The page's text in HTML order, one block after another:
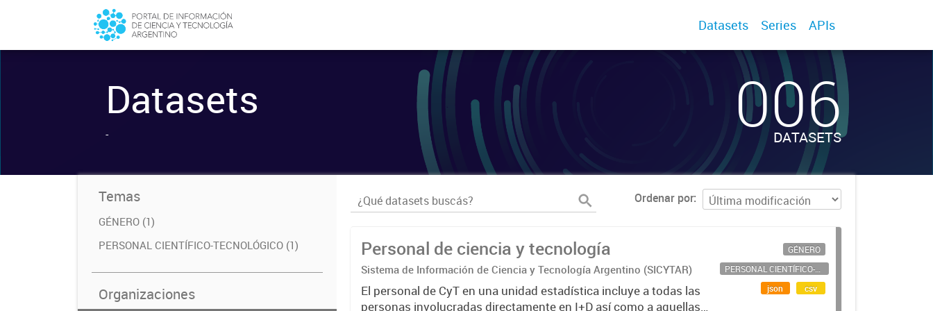
Datasets Series APIs
Datasets
- 006
DATASETS
Temas
GÉNERO (1)
PERSONAL CIENTÍFICO-TECNOLÓGICO (1)
Organizaciones
Ordenar por
Personal de ciencia y tecnología
Sistema de Información de Ciencia y Tecnología Argentino (SICYTAR)
El personal de CyT en una unidad estadística incluye a todas las
personas involucradas directamente en I+D así como a aquellas
GÉNERO
PERSONAL CIENTÍFICO-TECNOLÓGICO
json
csv